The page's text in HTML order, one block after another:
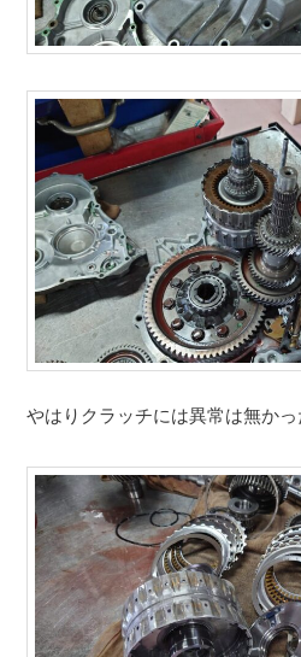
やはりクラッチには異常は無かっ